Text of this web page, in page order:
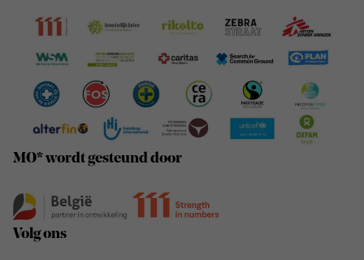
MO* wordt gesteund door
Volg ons